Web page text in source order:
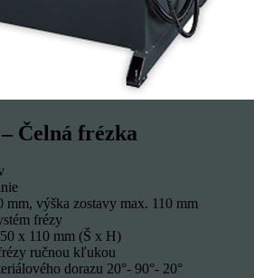
Čelná frézka
mm, výška zostavy max. 110 mm
frézy
x 110 mm (Š x H)
ručnou kľukou
dorazu 20°- 90°- 20°